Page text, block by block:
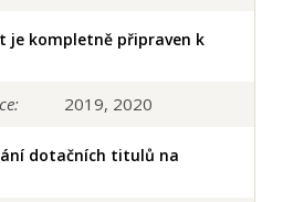
je kompletně připraven k
2019, 2020
dotačních titulů na